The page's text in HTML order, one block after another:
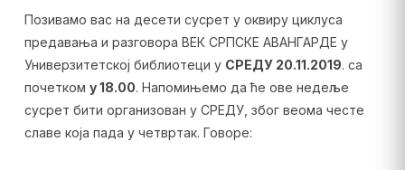
Позивамо вас на десети сусрет у оквиру циклуса
предавања и разговора ВЕК СРПСКЕ АВАНГАРДЕ у
Универзитетској библиотеци у СРЕДУ 20.11.2019. са
почетком у 18.00. Напомињемо да ће ове недеље
сусрет бити организован у СРЕДУ, због веома честе
славе која пада у четвртак. Говоре: